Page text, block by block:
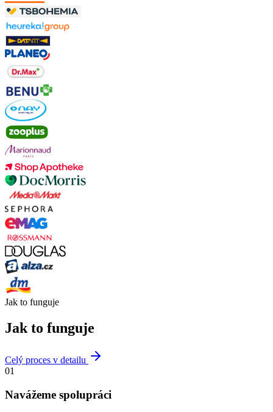
Jak to funguje
Jak to funguje
Celý proces v detailu
01
Navážeme spolupráci